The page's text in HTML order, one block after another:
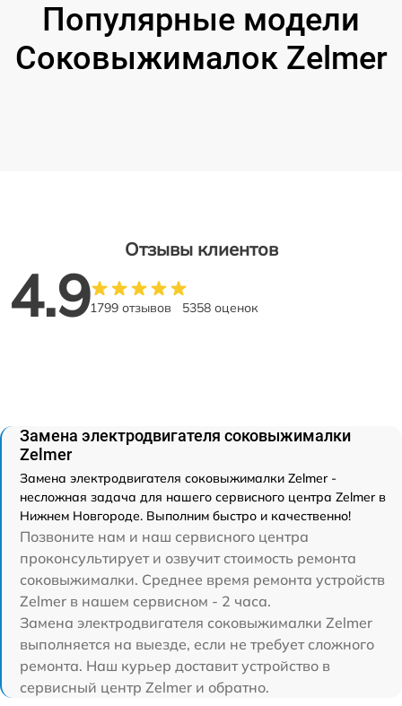
Популярные модели
Соковыжималок Zelmer
Отзывы клиентов
4.91799 отзывов 5358 оценок
Замена электродвигателя соковыжималки
Zelmer
Замена электродвигателя соковыжималки Zelmer -
несложная задача для нашего сервисного центра Zelmer в
Нижнем Новгороде. Выполним быстро и качественно!
Позвоните нам и наш сервисного центра
проконсультирует и озвучит стоимость ремонта
соковыжималки. Среднее время ремонта устройств
Zelmer в нашем сервисном - 2 часа.
Замена электродвигателя соковыжималки Zelmer
выполняется на выезде, если не требует сложного
ремонта. Наш курьер доставит устройство в
сервисный центр Zelmer и обратно.